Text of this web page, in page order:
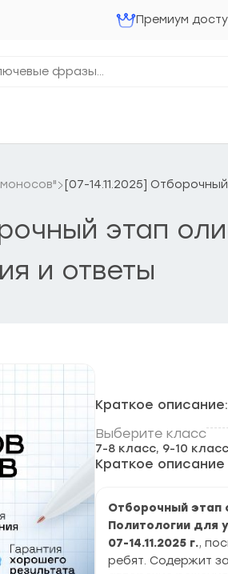
Премиум
[07-14.11.2025]
этап
и ответы
Краткое описание:
Выберите класс
7-8 класс, 9-10
Краткое описание
Отборочный этап
Политологии для
07-14.11.2025 г.,
ребят. Содержит